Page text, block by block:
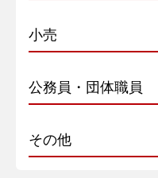
小売
公務員・団体職員
その他